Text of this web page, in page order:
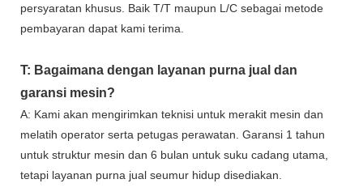
persyaratan khusus. Baik T/T maupun L/C sebagai metode
pembayaran dapat kami terima.
T: Bagaimana dengan layanan purna jual dan
garansi mesin?
A: Kami akan mengirimkan teknisi untuk merakit mesin dan
melatih operator serta petugas perawatan. Garansi 1 tahun
untuk struktur mesin dan 6 bulan untuk suku cadang utama,
tetapi layanan purna jual seumur hidup disediakan.